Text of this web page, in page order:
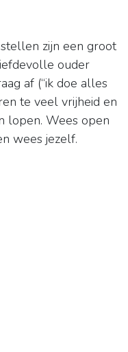
zijn een groot
ouder
af (“ik doe alles
te veel vrijheid en
lopen. Wees open
wees jezelf.